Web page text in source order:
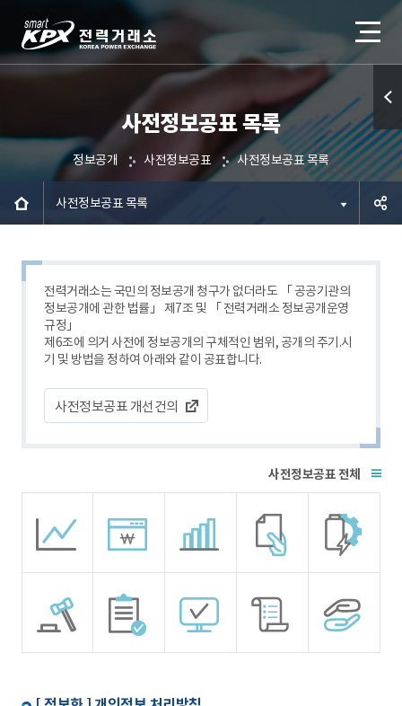
사전정보공표 목록
정보공개 사전정보공표 사전정보공표 목록
사전정보공표 목록
전력거래소는 국민의 정보공개 청구가 없더라도 「 공공기관의
정보공개에 관한 법률」 제7조 및 「 전력거래소 정보공개운영
규정」
제6조에 의거 사전에 정보공개의 구체적인 범위, 공개의 주기.시
기 및 방법을 정하여 아래와 같이 공표합니다.
사전정보공표 개선건의
전체
퀵메
뉴 열
기